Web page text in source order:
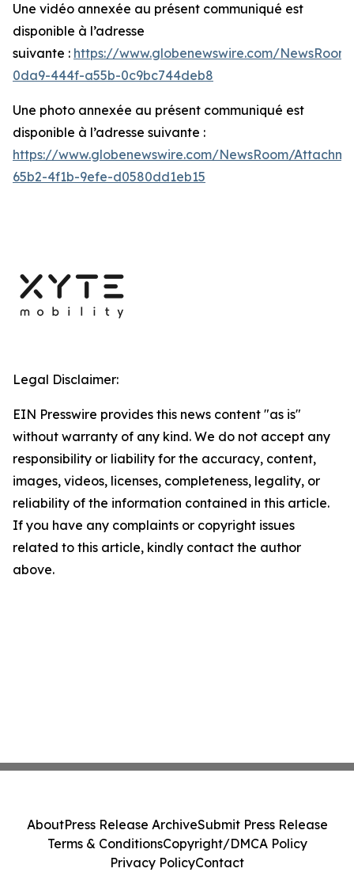
Une vidéo annexée au présent communiqué est
disponible à l’adresse
suivante : https://www.globenewswire.com/
0da9-444f-a55b-0c9bc744deb8
Une photo annexée au présent communiqué est
disponible à l’adresse suivante :
https://www.globenewswire.com/NewsRoom/
65b2-4f1b-9efe-d0580dd1eb15
Legal Disclaimer:
EIN Presswire provides this news content "as is"
without warranty of any kind. We do not accept any
responsibility or liability for the accuracy, content,
images, videos, licenses, completeness, legality, or
reliability of the information contained in this article.
If you have any complaints or copyright issues
related to this article, kindly contact the author
above.
AboutPress Release ArchiveSubmit Press Release
Terms & ConditionsCopyright/DMCA Policy
Privacy PolicyContact